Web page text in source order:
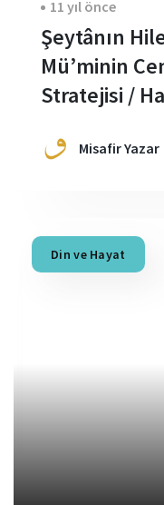
11 yıl önce
Şeytânın
Mü’minin
Stratejisi /
Misafir Yazar
Din ve Hayat